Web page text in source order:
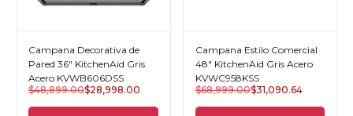
Campana Decorativa de
Pared 36" KitchenAid Gris
Acero KVWB606DSS
$48,899.00$28,998.00
Campana Estilo Comercial
48" KitchenAid Gris Acero
KVWC958KSS
$68,999.00$31,090.64